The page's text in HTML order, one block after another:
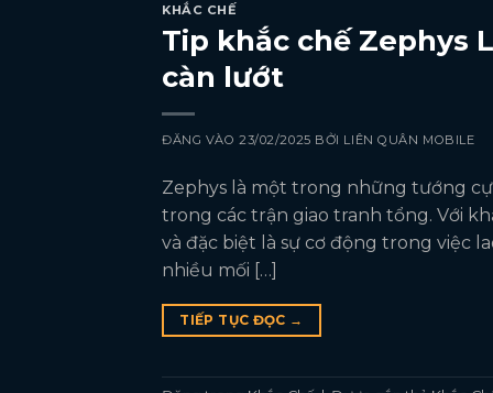
KHẮC CHẾ
Tip khắc chế Zephys
càn lướt
ĐĂNG VÀO23/02/2025 BỞI LIÊN QUÂN MOBILE
Zephys là một trong những tướng
trong các trận giao tranh tổng. Với
và đặc biệt là sự cơ động trong việc
nhiều mối […]
TIẾP TỤC ĐỌC →